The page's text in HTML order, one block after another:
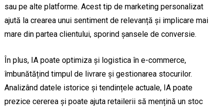
sau pe alte platforme. Acest tip de marketing personalizat
ajută la crearea unui sentiment de relevanță și implicare mai
mare din partea clientului, sporind șansele de conversie.
În plus, IA poate optimiza și logistica în e-commerce,
îmbunătățind timpul de livrare și gestionarea stocurilor.
Analizând datele istorice și tendințele actuale, IA poate
prezice cererea și poate ajuta retailerii să mențină un stoc